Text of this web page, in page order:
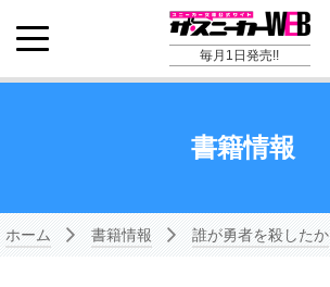
毎月1日発売!!
書籍情報
ホーム 書籍情報 誰が勇者を殺したか